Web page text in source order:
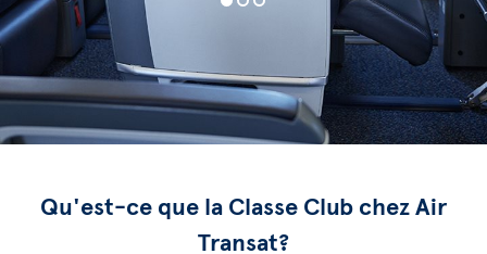
Qu'est-ce que la Classe Club chez Air
Transat?